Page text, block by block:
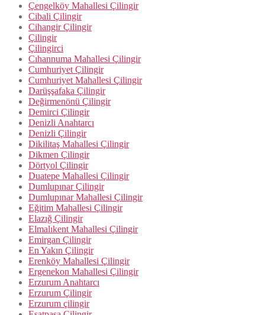
Çengelköy Mahallesi Çilingir
Cibali Çilingir
Cihangir Çilingir
Çilingir
Çilingirci
Cıhannuma Mahallesi Çilingir
Cumhuriyet Çilingir
Cumhuriyet Mahallesi Çilingir
Darüşşafaka Çilingir
Değirmenönü Çilingir
Demirci Çilingir
Denizli Anahtarcı
Denizli Çilingir
Dikilitaş Mahallesi Çilingir
Dikmen Çilingir
Dörtyol Çilingir
Duatepe Mahallesi Çilingir
Dumlupınar Çilingir
Dumlupınar Mahallesi Çilingir
Eğitim Mahallesi Çilingir
Elazığ Çilingir
Elmalıkent Mahallesi Çilingir
Emirgan Çilingir
En Yakın Çilingir
Erenköy Mahallesi Çilingir
Ergenekon Mahallesi Çilingir
Erzurum Anahtarcı
Erzurum Çilingir
Erzurum çilingir